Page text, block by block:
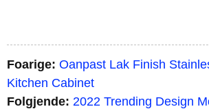
Foarige: Oanpast Lak Finish
Kitchen Cabinet
Folgjende: 2022 Trending Design